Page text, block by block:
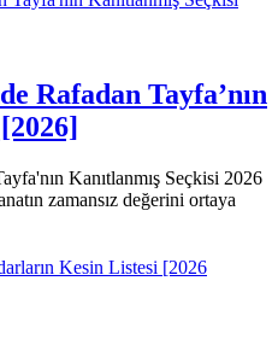
Rafadan Tayfa’nın
Kanıtlanmış Seçkisi 2026
zamansız değerini ortaya